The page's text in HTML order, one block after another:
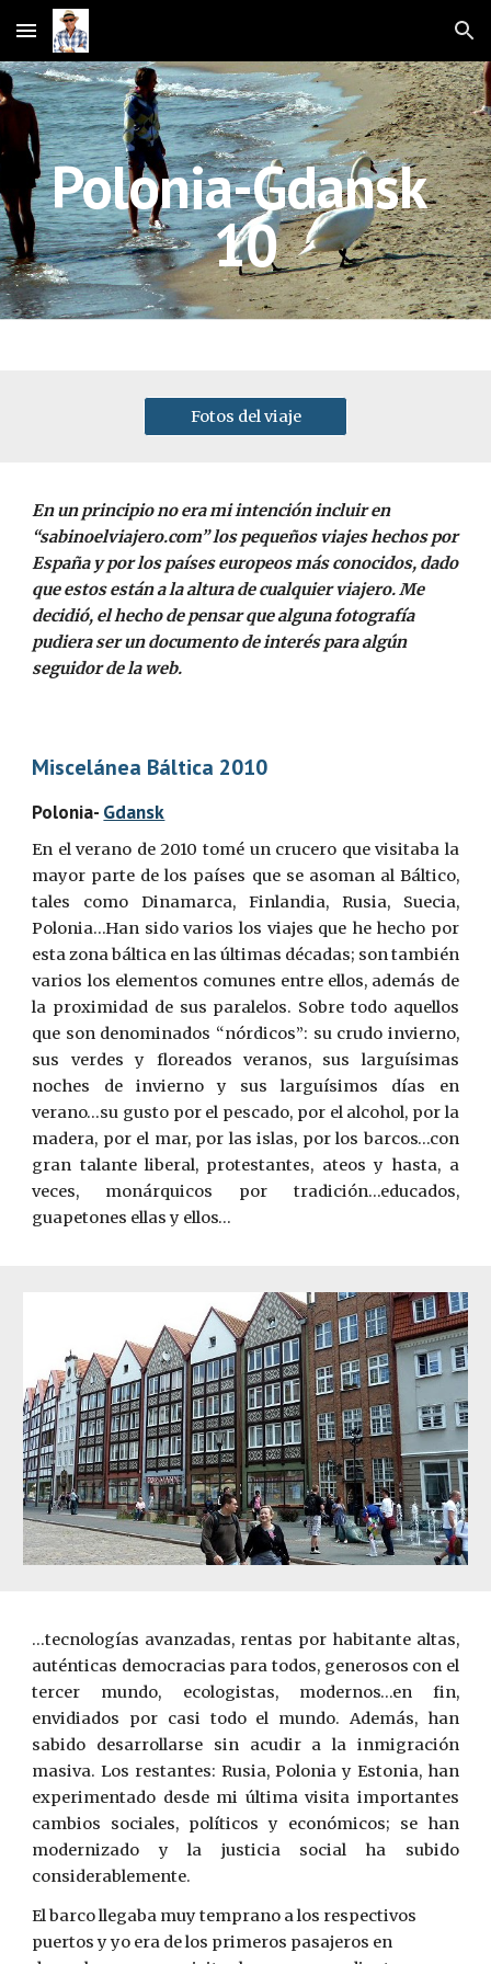
Skip to main content Skip to navigation
Polonia-Gdansk
10
Fotos del viaje
En un principio no era mi intención incluir en
“sabinoelviajero.com” los pequeños viajes hechos por
España y por los países europeos más conocidos, dado
que estos están a la altura de cualquier viajero. Me
decidió, el hecho de pensar que alguna fotografía
pudiera ser un documento de interés para algún
seguidor de la web.
Miscelánea Báltica 2010
Polonia- Gdansk
En el verano de 2010 tomé un crucero que visitaba la
mayor parte de los países que se asoman al Báltico,
tales como Dinamarca, Finlandia, Rusia, Suecia,
Polonia…Han sido varios los viajes que he hecho por
esta zona báltica en las últimas décadas; son también
varios los elementos comunes entre ellos, además de
la proximidad de sus paralelos. Sobre todo aquellos
que son denominados “nórdicos”: su crudo invierno,
sus verdes y floreados veranos, sus larguísimas
noches de invierno y sus larguísimos días en
verano…su gusto por el pescado, por el alcohol, por la
madera, por el mar, por las islas, por los barcos…con
gran talante liberal, protestantes, ateos y hasta, a
veces, monárquicos por tradición…educados,
guapetones ellas y ellos…
...tecnologías avanzadas, rentas por habitante altas,
auténticas democracias para todos, generosos con el
tercer mundo, ecologistas, modernos…en fin,
envidiados por casi todo el mundo. Además, han
sabido desarrollarse sin acudir a la inmigración
masiva. Los restantes: Rusia, Polonia y Estonia, han
experimentado desde mi última visita importantes
cambios sociales, políticos y económicos; se han
modernizado y la justicia social ha subido
considerablemente.
El barco llegaba muy temprano a los respectivos
puertos y yo era de los primeros pasajeros en